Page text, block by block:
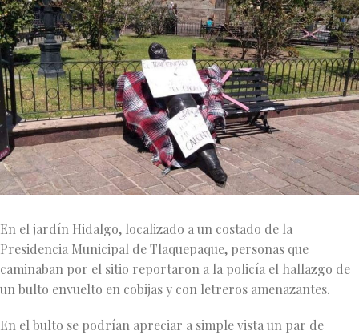
En el jardín Hidalgo, localizado a un costado de la
Presidencia Municipal de Tlaquepaque, personas que
caminaban por el sitio reportaron a la policía el hallazgo de
un bulto envuelto en cobijas y con letreros amenazantes.
En el bulto se podrían apreciar a simple vista un par de